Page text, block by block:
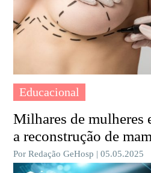
Educacional
Milhares de mulheres
a reconstrução de
Por Redação GeHosp | 05.05.2025